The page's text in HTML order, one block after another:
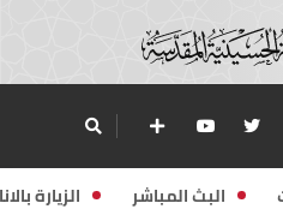
البث المباشر الزيارة